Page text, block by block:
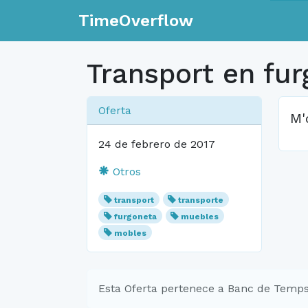
TimeOverflow
Transport en
Oferta
24 de febrero de 2017
Otros
transport
transporte
furgoneta
muebles
mobles
Esta Oferta pertenece a Banc de